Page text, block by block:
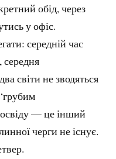
обід, через
у офіс.
середній час
середня
світи не зводяться
— це інший
черги не існує.